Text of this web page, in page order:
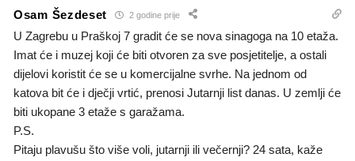
Osam Šezdeset 2 godine prije
U Zagrebu u Praškoj 7 gradit će se nova sinagoga na 10 etaža.
Imat će i muzej koji će biti otvoren za sve posjetitelje, a ostali
dijelovi koristit će se u komercijalne svrhe. Na jednom od
katova bit će i dječji vrtić, prenosi Jutarnji list danas. U zemlji će
biti ukopane 3 etaže s garažama.
P.S.
Pitaju plavušu što više voli, jutarnji ili večernji? 24 sata, kaže